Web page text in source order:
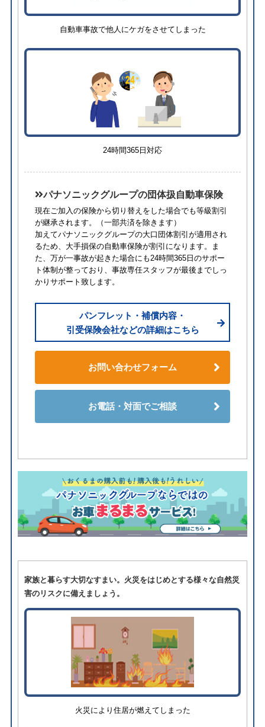
自動車事故で他人にケガをさせてしまった
24時間365日対応
パナソニックグループの団体扱自動車保険
現在ご加入の保険から切り替えをした場合でも等級割引
が継承されます。
（一部共済を除きます）
加えてパナソニックグループの大口団体割引が適用され
るため、⼤⼿損保の自動車保険が割引になります。ま
た、万が一事故が起きた場合にも24時間365日のサポー
ト体制が整っており、事故専任スタッフが最後までしっ
かりサポート致します。
パンフレット・補償内容・
引受保険会社などの詳細はこちら
お問い合わせフォーム
お電話・対面でご相談
家族と暮らす大切なすまい。火災をはじめとする様々な自然災
害のリスクに備えましょう。
火災により住居が燃えてしまった